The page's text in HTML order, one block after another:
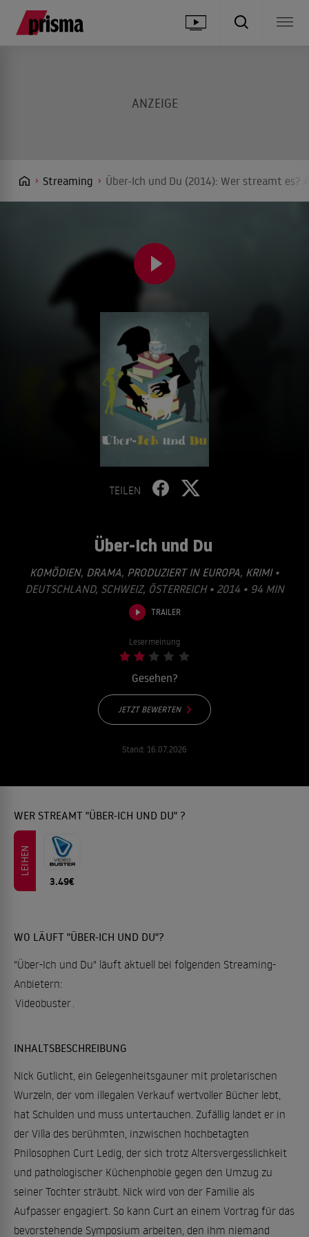
Streaming Über-Ich und Du (2014): Wer streamt es?
TEILEN
Über-Ich und Du
KOMÖDIEN, DRAMA, PRODUZIERT IN EUROPA, KRIMI•
DEUTSCHLAND, SCHWEIZ, ÖSTERREICH • 2014 • 94 MIN
TRAILER
Lesermeinung
Gesehen?
JETZT BEWERTEN
Stand: 16.07.2026
WER STREAMT "ÜBER-ICH UND DU" ?
LEIHEN
3.49€
WO LÄUFT "ÜBER-ICH UND DU"?
"Über-Ich und Du" läuft aktuell bei folgenden Streaming-
Anbietern:
Videobuster.
INHALTSBESCHREIBUNG
Nick Gutlicht, ein Gelegenheitsgauner mit proletarischen
Wurzeln, der vom illegalen Verkauf wertvoller Bücher lebt,
hat Schulden und muss untertauchen. Zufällig landet er in
der Villa des berühmten, inzwischen hochbetagten
Philosophen Curt Ledig, der sich trotz Altersvergesslichkeit
und pathologischer Küchenphobie gegen den Umzug zu
seiner Tochter sträubt. Nick wird von der Familie als
Aufpasser engagiert. So kann Curt an einem Vortrag für das
bevorstehende Symposium arbeiten, den ihm niemand